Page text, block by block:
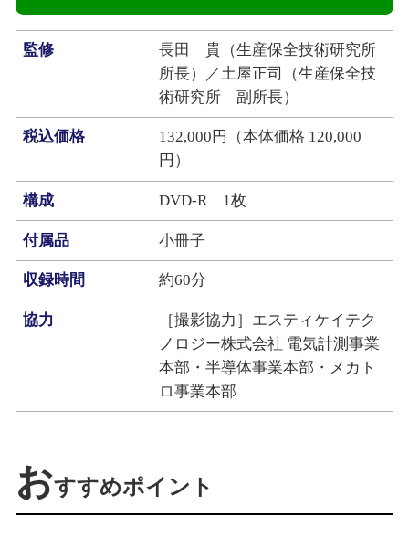
監修
長田 貴（生産保全技術研究所
所長）／土屋正司（生産保全技
術研究所 副所長）
税込価格
132,000円（本体価格 120,000
円）
構成 DVD‐R 1枚
付属品 小冊子
収録時間 約60分
協力
［撮影協力］エスティケイテク
ノロジー株式会社 電気計測事業
本部・半導体事業本部・メカト
ロ事業本部
おすすめポイント